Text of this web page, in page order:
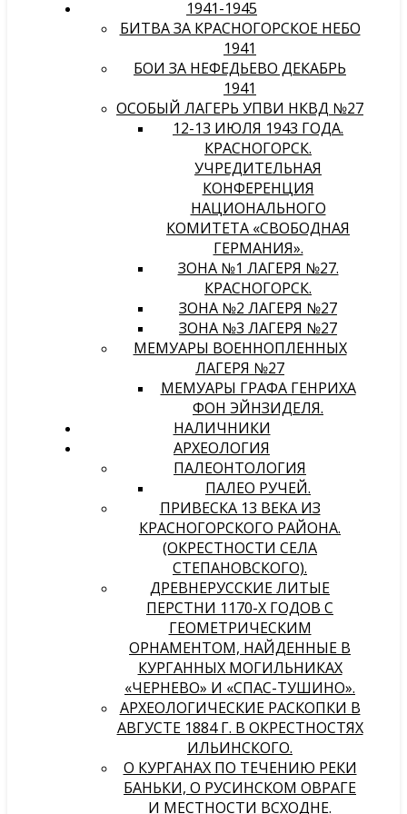
1941-1945
БИТВА ЗА КРАСНОГОРСКОЕ НЕБО
1941
БОИ ЗА НЕФЕДЬЕВО ДЕКАБРЬ
1941
ОСОБЫЙ ЛАГЕРЬ УПВИ НКВД №27
12-13 ИЮЛЯ 1943 ГОДА.
КРАСНОГОРСК.
УЧРЕДИТЕЛЬНАЯ
КОНФЕРЕНЦИЯ
НАЦИОНАЛЬНОГО
КОМИТЕТА «СВОБОДНАЯ
ГЕРМАНИЯ».
ЗОНА №1 ЛАГЕРЯ №27.
КРАСНОГОРСК.
ЗОНА №2 ЛАГЕРЯ №27
ЗОНА №3 ЛАГЕРЯ №27
МЕМУАРЫ ВОЕННОПЛЕННЫХ
ЛАГЕРЯ №27
МЕМУАРЫ ГРАФА ГЕНРИХА
ФОН ЭЙНЗИДЕЛЯ.
НАЛИЧНИКИ
АРХЕОЛОГИЯ
ПАЛЕОНТОЛОГИЯ
ПАЛЕО РУЧЕЙ.
ПРИВЕСКА 13 ВЕКА ИЗ
КРАСНОГОРСКОГО РАЙОНА.
(ОКРЕСТНОСТИ СЕЛА
СТЕПАНОВСКОГО).
ДРЕВНЕРУССКИЕ ЛИТЫЕ
ПЕРСТНИ 1170-Х ГОДОВ С
ГЕОМЕТРИЧЕСКИМ
ОРНАМЕНТОМ, НАЙДЕННЫЕ В
КУРГАННЫХ МОГИЛЬНИКАХ
«ЧЕРНЕВО» И «СПАС-ТУШИНО».
АРХЕОЛОГИЧЕСКИЕ РАСКОПКИ В
АВГУСТЕ 1884 Г. В ОКРЕСТНОСТЯХ
ИЛЬИНСКОГО.
О КУРГАНАХ ПО ТЕЧЕНИЮ РЕКИ
БАНЬКИ, О РУСИНСКОМ ОВРАГЕ
И МЕСТНОСТИ ВСХОДНЕ.